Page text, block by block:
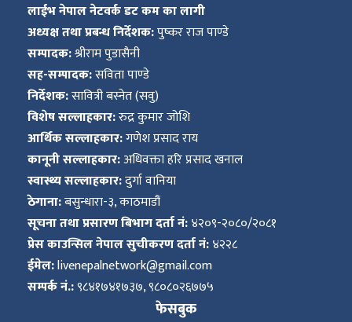
लाईभ नेपाल नेटवर्क डट कम का लागी
अध्यक्ष तथा प्रबन्ध निर्देशक:पुष्कर राज पाण्डे
सम्पादक:श्रीराम पुडासैनी
सह-सम्पादक:सविता पाण्डे
निर्देशक:सावित्री बस्नेत (सवु)
विशेष सल्लाहकार:रुद्र कुमार जोशि
आर्थिक सल्लाहकार:गणेश प्रसाद राय
कानूनी सल्लाहकार:अधिवक्ता हरि प्रसाद खनाल
स्वास्थ्य सल्लाहकार:दुर्गा वानिया
ठेगाना:बसुन्धारा-३, काठमाडौं
सूचना तथा प्रसारण बिभाग दर्ता नं:४२०९-२०८०/२०८१
प्रेस काउन्सिल नेपाल सुचीकरण दर्ता नं:४२२८
ईमेल:livenepalnetwork@gmail.com
सम्पर्क नं.:९८४१७४१७३७, ९८०८०२६७७५
फेसबुक